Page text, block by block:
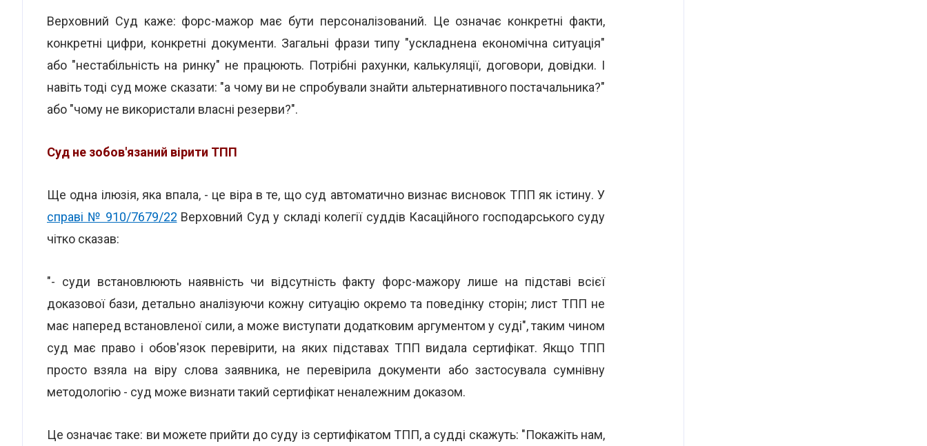
Верховний Суд каже: форс-мажор має бути персоналізований. Це означає конкретні факти,
конкретні цифри, конкретні документи. Загальні фрази типу "ускладнена економічна ситуація"
або "нестабільність на ринку" не працюють. Потрібні рахунки, калькуляції, договори, довідки. І
навіть тоді суд може сказати: "а чому ви не спробували знайти альтернативного постачальника?"
або "чому не використали власні резерви?".
Суд не зобов'язаний вірити ТПП
Ще одна ілюзія, яка впала, - це віра в те, що суд автоматично визнає висновок ТПП як істину. У
справі № 910/7679/22 Верховний Суд у складі колегії суддів Касаційного господарського суду
чітко сказав:
"- суди встановлюють наявність чи відсутність факту форс-мажору лише на підставі всієї
доказової бази, детально аналізуючи кожну ситуацію окремо та поведінку сторін; лист ТПП не
має наперед встановленої сили, а може виступати додатковим аргументом у суді", таким чином
суд має право і обов'язок перевірити, на яких підставах ТПП видала сертифікат. Якщо ТПП
просто взяла на віру слова заявника, не перевірила документи або застосувала сумнівну
методологію - суд може визнати такий сертифікат неналежним доказом.
Це означає таке: ви можете прийти до суду із сертифікатом ТПП, а судді скажуть: "Покажіть нам,